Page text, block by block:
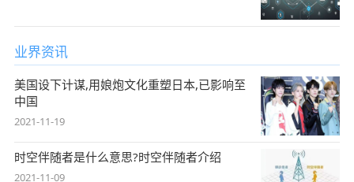
业界资讯
美国设下计谋,用娘炮文化重塑日本,已影响至
中国
2021-11-19
时空伴随者是什么意思?时空伴随者介绍
2021-11-09